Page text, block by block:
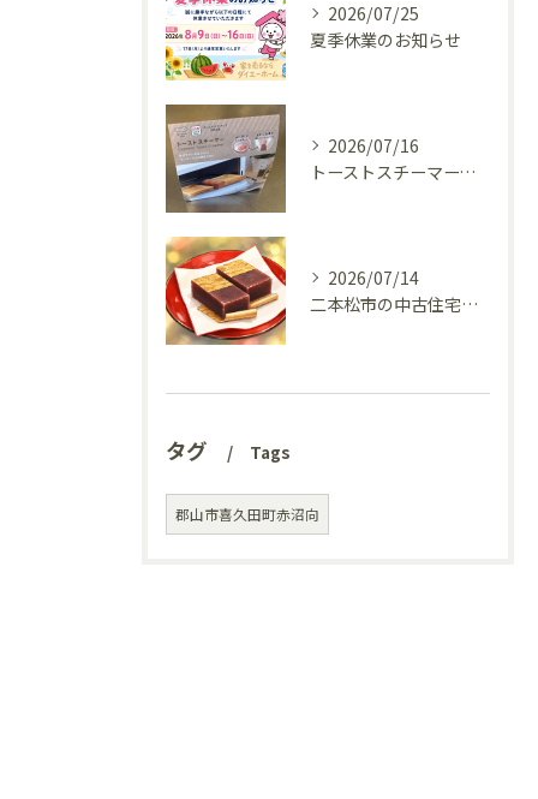
2026/07/25
夏季休業のお知らせ
2026/07/16
トーストスチーマーで、いつものパンが少し変わった話
2026/07/14
二本松市の中古住宅、リフォーム前の様子を見てきました(^^♪
タグ Tags
郡山市喜久田町赤沼向